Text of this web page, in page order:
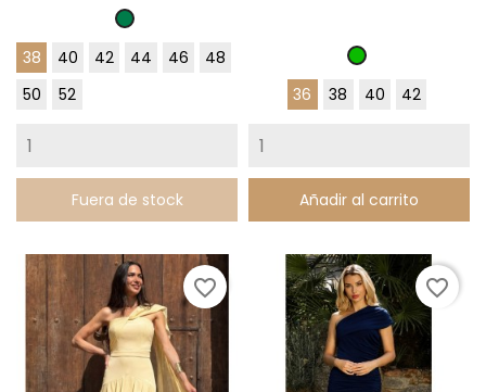
Verde
Esmeralda
38 40 42 44 46
48
50
52
Fuera de stock
Cilán
36
38 40 42
Añadir al carrito
favorite_border favorite_border